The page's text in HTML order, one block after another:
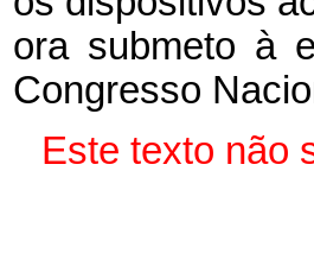
ora submeto à
Congresso
Este texto não